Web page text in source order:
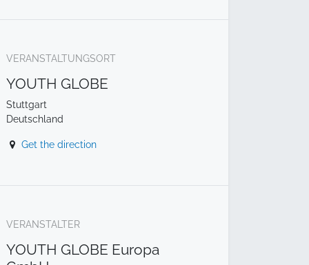
VERANSTALTUNGSORT
YOUTH GLOBE
Stuttgart
Deutschland
Get the direction
VERANSTALTER
YOUTH GLOBE Europa